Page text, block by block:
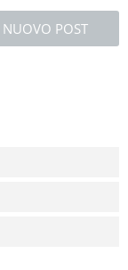
NUOVO POST